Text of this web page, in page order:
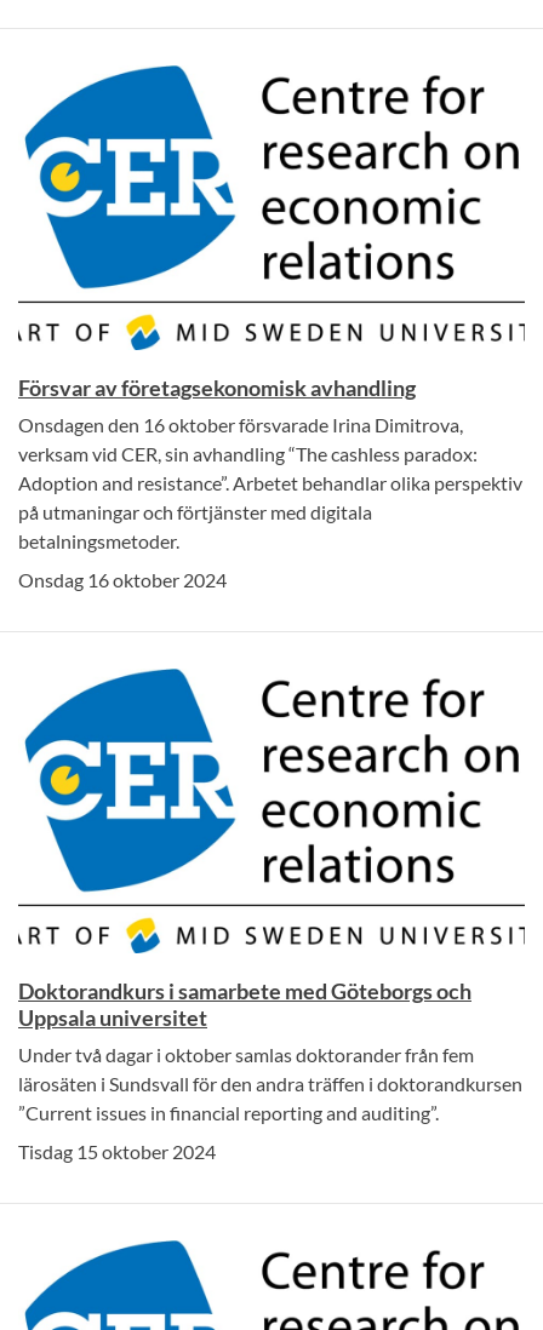
Försvar av företagsekonomisk avhandling
Onsdagen den 16 oktober försvarade Irina Dimitrova,
verksam vid CER, sin avhandling “The cashless paradox:
Adoption and resistance”. Arbetet behandlar olika perspektiv
på utmaningar och förtjänster med digitala
betalningsmetoder.
Onsdag 16 oktober 2024
Doktorandkurs i samarbete med Göteborgs och
Uppsala universitet
Under två dagar i oktober samlas doktorander från fem
lärosäten i Sundsvall för den andra träffen i doktorandkursen
”Current issues in financial reporting and auditing”.
Tisdag 15 oktober 2024